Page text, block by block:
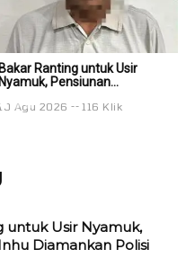
Bakar Ranting untuk Usir
Nyamuk, Pensiunan...
Agu 2026 116 Klik
untuk Usir Nyamuk,
Diamankan Polisi